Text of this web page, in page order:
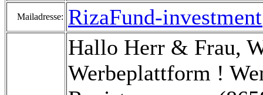
Mailadresse: RizaFund-
Hallo Herr & Frau,
Werbeplattform !